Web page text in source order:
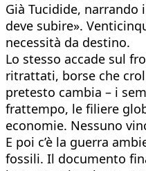
Già Tucidide,
deve subire».
necessità da destino.
Lo stesso accade sul
ritrattati, borse che
pretesto cambia – i
frattempo, le filiere
economie. Nessuno
E poi c’è la guerra
fossili. Il documento